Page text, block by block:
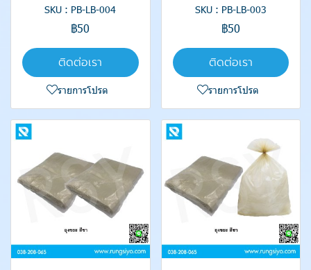
SKU : PB-LB-004
฿50
ติดต่อเรา
รายการโปรด
SKU : PB-LB-003
฿50
ติดต่อเรา
รายการโปรด